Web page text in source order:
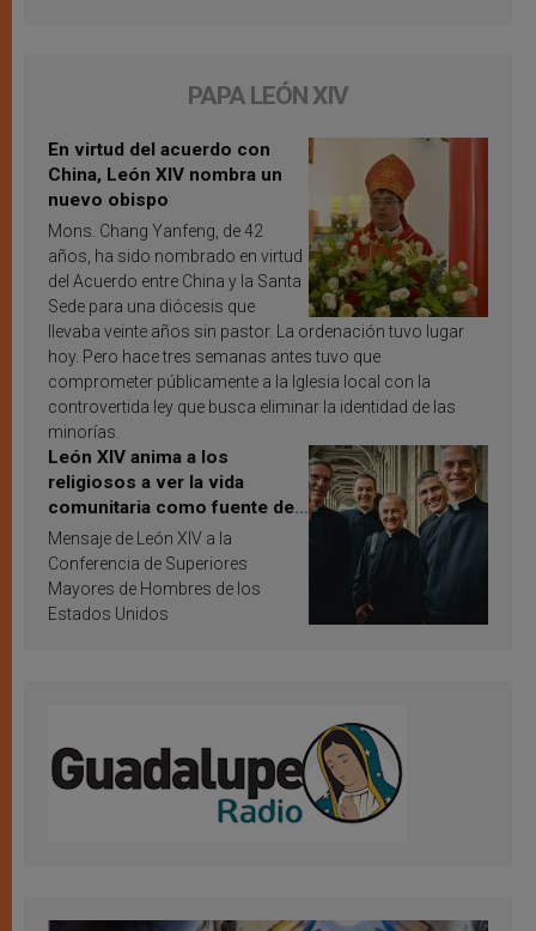
PAPA LEÓN XIV
En virtud del acuerdo con
China, León XIV nombra un
nuevo obispo
Mons. Chang Yanfeng, de 42
años, ha sido nombrado en virtud
del Acuerdo entre China y la Santa
Sede para una diócesis que
llevaba veinte años sin pastor. La ordenación tuvo lugar
hoy. Pero hace tres semanas antes tuvo que
comprometer públicamente a la Iglesia local con la
controvertida ley que busca eliminar la identidad de las
minorías.
León XIV anima a los
religiosos a ver la vida
comunitaria como fuente de
inspiración y santificación
Mensaje de León XIV a la
Conferencia de Superiores
Mayores de Hombres de los
Estados Unidos